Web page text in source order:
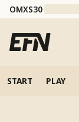
OMXS30
START PLAY